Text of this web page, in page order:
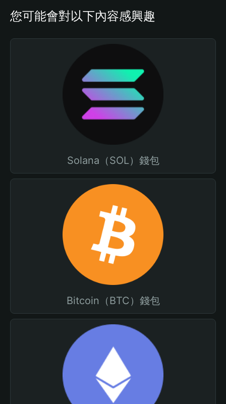
您可能會對以下內容感興趣
Solana（SOL）錢包
Bitcoin（BTC）錢包